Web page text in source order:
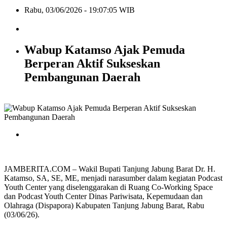
Rabu, 03/06/2026 - 19:07:05 WIB
Wabup Katamso Ajak Pemuda
Berperan Aktif Sukseskan
Pembangunan Daerah
JAMBERITA.COM – Wakil Bupati Tanjung Jabung Barat Dr. H.
Katamso, SA, SE, ME, menjadi narasumber dalam kegiatan Podcast
Youth Center yang diselenggarakan di Ruang Co-Working Space
dan Podcast Youth Center Dinas Pariwisata, Kepemudaan dan
Olahraga (Dispapora) Kabupaten Tanjung Jabung Barat, Rabu
(03/06/26).